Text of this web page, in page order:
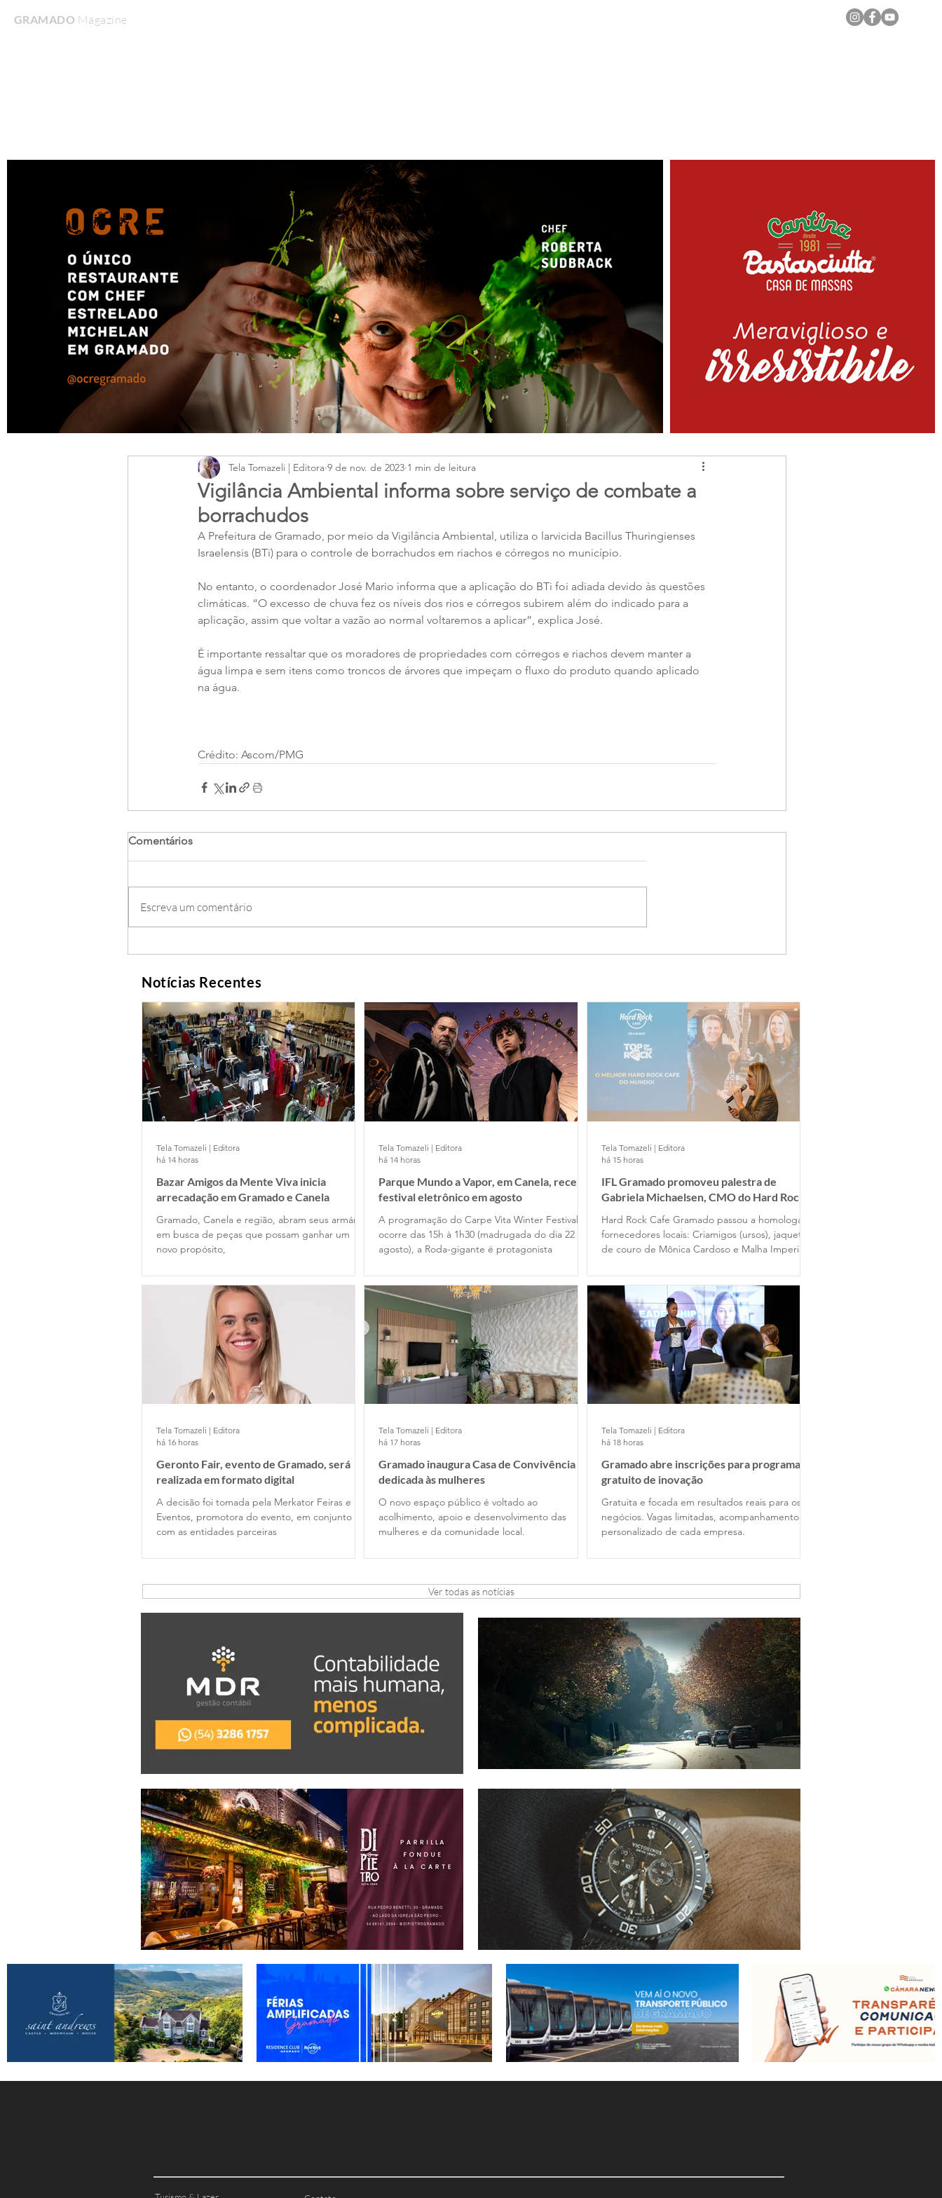
GRAMADO MagazineHome
Vigilância Ambiental informa sobre serviço de combate a
borrachudos
Tela Tomazeli | Editora 9 de nov. de 2023 1 min de leitura
A Prefeitura de Gramado, por meio da Vigilância Ambiental, utiliza o larvicida Bacillus Thuringienses
Israelensis (BTi) para o controle de borrachudos em riachos e córregos no município.
No entanto, o coordenador José Mario informa que a aplicação do BTi foi adiada devido às questões
climáticas. “O excesso de chuva fez os níveis dos rios e córregos subirem além do indicado para a
aplicação, assim que voltar a vazão ao normal voltaremos a aplicar”, explica José.
É importante ressaltar que os moradores de propriedades com córregos e riachos devem manter a
água limpa e sem itens como troncos de árvores que impeçam o fluxo do produto quando aplicado
na água.
Crédito: Ascom/PMG
Comentários
Escreva um comentário
Notícias Recentes
Bazar Amigos da Mente Viva inicia
arrecadação em Gramado e Canela
Gramado, Canela e região, abram seus armários
em busca de peças que possam ganhar um
novo propósito,
Tela Tomazeli | Editora
há 14 horas
Parque Mundo a Vapor, em Canela, recebe
festival eletrônico em agosto
A programação do Carpe Vita Winter Festival
ocorre das 15h à 1h30 (madrugada do dia 22 de
agosto), a Roda-gigante é protagonista
Tela Tomazeli | Editora
há 14 horas
IFL Gramado promoveu palestra de
Gabriela Michaelsen, CMO do Hard Rock
Hard Rock Cafe Gramado passou a homologar
fornecedores locais: Criamigos (ursos), jaquetas
de couro de Mônica Cardoso e Malha Imperial
Tela Tomazeli | Editora
há 15 horas
Geronto Fair, evento de Gramado, será
realizada em formato digital
A decisão foi tomada pela Merkator Feiras e
Eventos, promotora do evento, em conjunto
com as entidades parceiras
Tela Tomazeli | Editora
há 16 horas
Gramado inaugura Casa de Convivência
dedicada às mulheres
O novo espaço público é voltado ao
acolhimento, apoio e desenvolvimento das
mulheres e da comunidade local.
Tela Tomazeli | Editora
há 17 horas
Gramado abre inscrições para programa
gratuito de inovação
Gratuita e focada em resultados reais para os
negócios. Vagas limitadas, acompanhamento
personalizado de cada empresa.
Tela Tomazeli | Editora
há 18 horas
Ver todas as notícias